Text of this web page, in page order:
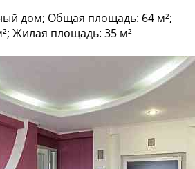
дом; Общая площадь: 64 м²;
Жилая площадь: 35 м²